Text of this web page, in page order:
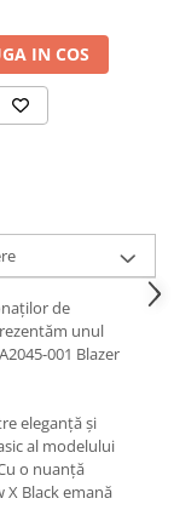
IN COS
de
unul
001 Blazer
eleganță și
al modelului
o nuanță
X Black emană